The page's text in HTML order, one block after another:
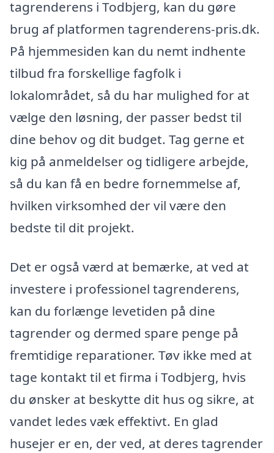
tagrenderens i Todbjerg, kan du gøre
brug af platformen tagrenderens-pris.dk.
På hjemmesiden kan du nemt indhente
tilbud fra forskellige fagfolk i
lokalområdet, så du har mulighed for at
vælge den løsning, der passer bedst til
dine behov og dit budget. Tag gerne et
kig på anmeldelser og tidligere arbejde,
så du kan få en bedre fornemmelse af,
hvilken virksomhed der vil være den
bedste til dit projekt.
Det er også værd at bemærke, at ved at
investere i professionel tagrenderens,
kan du forlænge levetiden på dine
tagrender og dermed spare penge på
fremtidige reparationer. Tøv ikke med at
tage kontakt til et firma i Todbjerg, hvis
du ønsker at beskytte dit hus og sikre, at
vandet ledes væk effektivt. En glad
husejer er en, der ved, at deres tagrender